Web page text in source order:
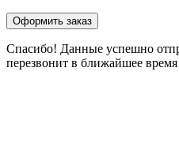
Оформить заказ
Спасибо! Данные успешно
перезвонит в ближайшее время